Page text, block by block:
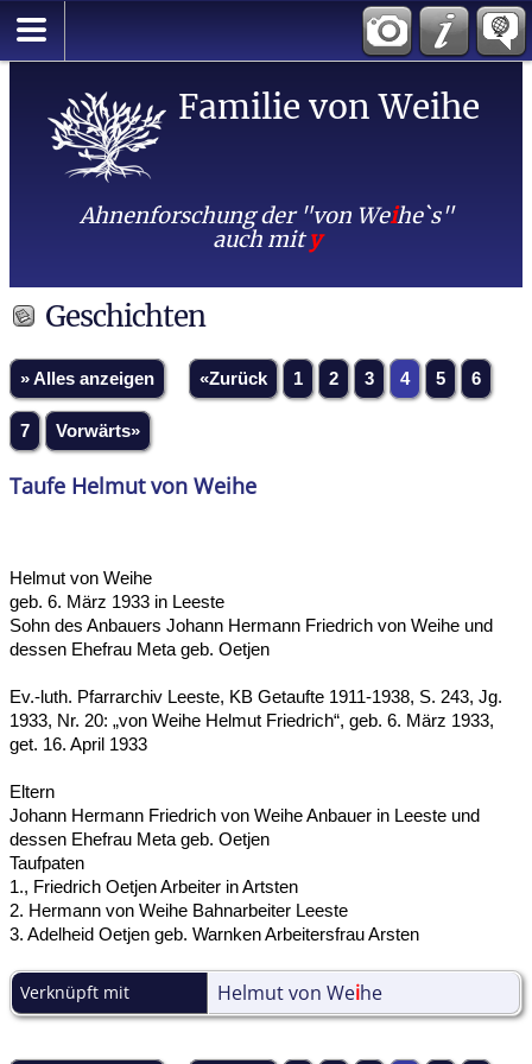
Familie von Weihe
Ahnenforschung der "von Weihe`s"
auch mity
Geschichten
» Alles anzeigen «Zurück 1 2 3 4 5 6
7 Vorwärts»
Taufe Helmut von Weihe
Helmut von Weihe
geb. 6. März 1933 in Leeste
Sohn des Anbauers Johann Hermann Friedrich von Weihe und
dessen Ehefrau Meta geb. Oetjen
Ev.-luth. Pfarrarchiv Leeste, KB Getaufte 1911-1938, S. 243, Jg.
1933, Nr. 20: „von Weihe Helmut Friedrich“, geb. 6. März 1933,
get. 16. April 1933
Eltern
Johann Hermann Friedrich von Weihe Anbauer in Leeste und
dessen Ehefrau Meta geb. Oetjen
Taufpaten
1., Friedrich Oetjen Arbeiter in Artsten
2. Hermann von Weihe Bahnarbeiter Leeste
3. Adelheid Oetjen geb. Warnken Arbeitersfrau Arsten
Verknüpft mit Helmut von Weihe